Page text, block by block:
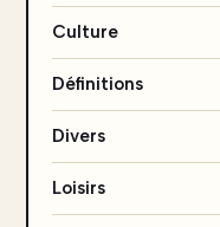
Culture
Définitions
Divers
Loisirs